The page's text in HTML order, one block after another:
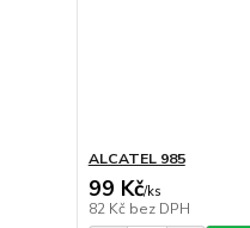
ALCATEL 985
99 Kč/ks
82 Kč bez DPH